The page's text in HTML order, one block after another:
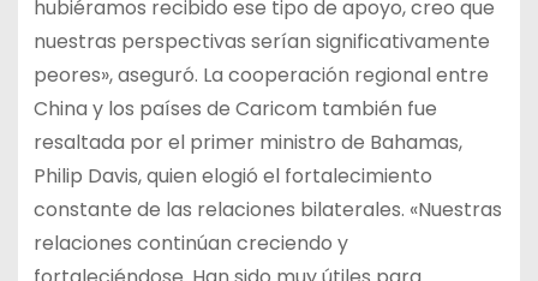
hubiéramos recibido ese tipo de apoyo, creo que
nuestras perspectivas serían significativamente
peores», aseguró. La cooperación regional entre
China y los países de Caricom también fue
resaltada por el primer ministro de Bahamas,
Philip Davis, quien elogió el fortalecimiento
constante de las relaciones bilaterales. «Nuestras
relaciones continúan creciendo y